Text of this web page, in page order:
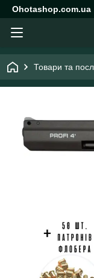
Ohotashop.com.ua
Товари та